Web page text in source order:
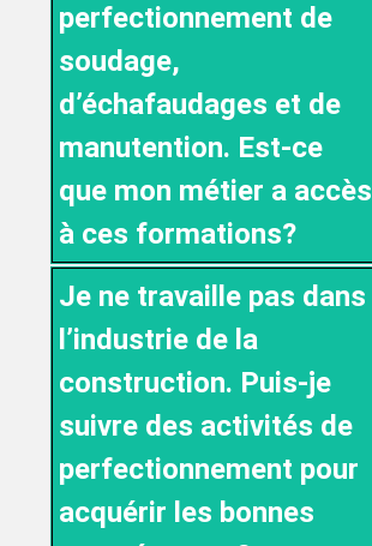
perfectionnement de
soudage,
d’échafaudages et de
manutention. Est-ce
que mon métier a accès
à ces formations?
Je ne travaille pas dans
l’industrie de la
construction. Puis-je
suivre des activités de
perfectionnement pour
acquérir les bonnes